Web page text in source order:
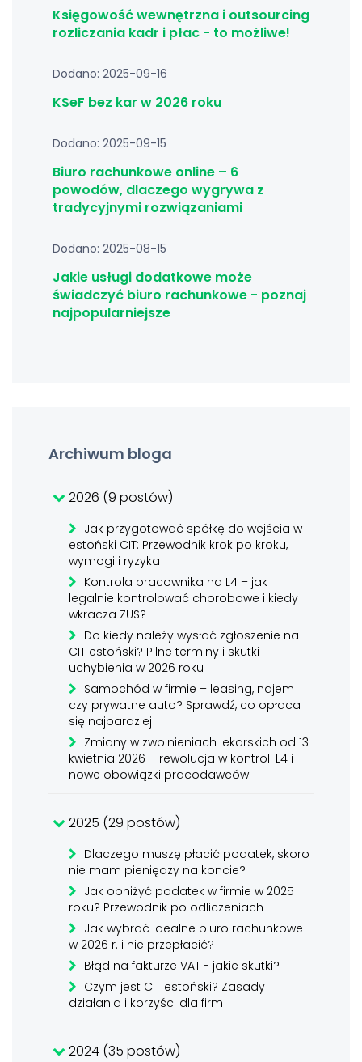
Księgowość wewnętrzna i outsourcing
rozliczania kadr i płac - to możliwe!
Dodano: 2025-09-16
KSeF bez kar w 2026 roku
Dodano: 2025-09-15
Biuro rachunkowe online – 6
powodów, dlaczego wygrywa z
tradycyjnymi rozwiązaniami
Dodano: 2025-08-15
Jakie usługi dodatkowe może
świadczyć biuro rachunkowe - poznaj
najpopularniejsze
Archiwum bloga
2026 (9 postów)
Jak przygotować spółkę do wejścia w
estoński CIT: Przewodnik krok po kroku,
wymogi i ryzyka
Kontrola pracownika na L4 – jak
legalnie kontrolować chorobowe i kiedy
wkracza ZUS?
Do kiedy należy wysłać zgłoszenie na
CIT estoński? Pilne terminy i skutki
uchybienia w 2026 roku
Samochód w firmie – leasing, najem
czy prywatne auto? Sprawdź, co opłaca
się najbardziej
Zmiany w zwolnieniach lekarskich od 13
kwietnia 2026 – rewolucja w kontroli L4 i
nowe obowiązki pracodawców
2025 (29 postów)
Dlaczego muszę płacić podatek, skoro
nie mam pieniędzy na koncie?
Jak obniżyć podatek w firmie w 2025
roku? Przewodnik po odliczeniach
Jak wybrać idealne biuro rachunkowe
w 2026 r. i nie przepłacić?
Błąd na fakturze VAT - jakie skutki?
Czym jest CIT estoński? Zasady
działania i korzyści dla firm
2024 (35 postów)